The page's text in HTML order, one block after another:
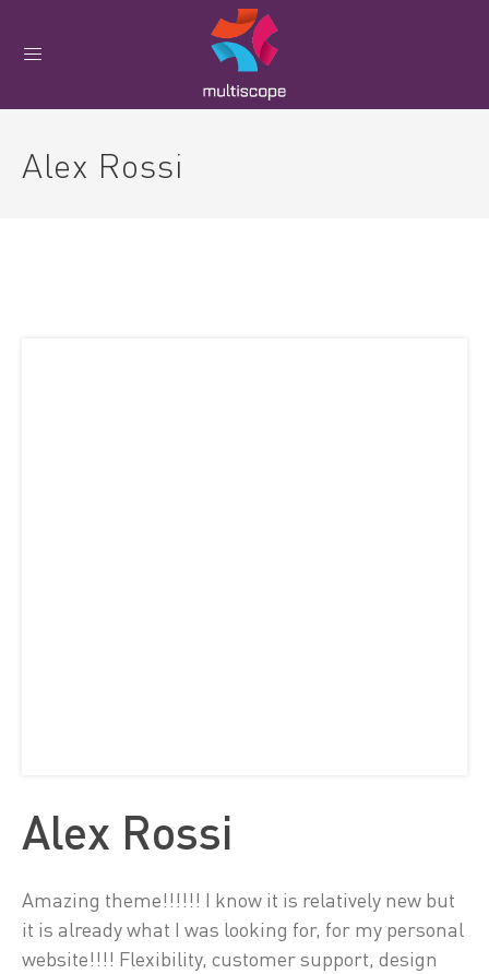
Alex Rossi
Alex Rossi
Amazing theme!!!!!! I know it is relatively new but
it is already what I was looking for, for my personal
website!!!! Flexibility, customer support, design